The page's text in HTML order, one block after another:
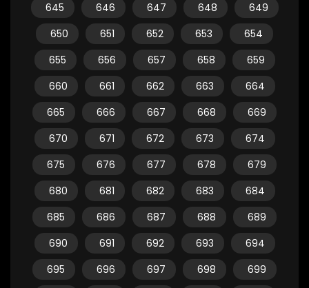
645
646 647 648
649
650
651 652 653
654
655
656 657 658
659
660
661 662 663
664
665
666 667 668
669
670
671 672 673
674
675
676 677 678
679
680
681 682 683
684
685
686 687 688
689
690
691 692 693
694
695
696 697 698
699